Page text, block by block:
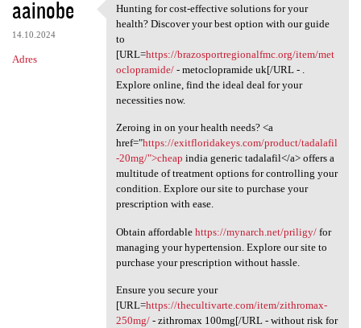
aainobe
14.10.2024
Adres
Hunting for cost-effective
Hunting for cost-effective solutions for your
health? Discover your best option with our guide
to
[URL=https://brazosportregionalfmc.org/item/met
oclopramide/- metoclopramide uk[/URL - .
Explore online, find the ideal deal for your
necessities now.
Zeroing in on your health needs? <a
href="https://exitfloridakeys.com/product/tadalafil
-20mg/">cheap india generic tadalafil</a> offers a
multitude of treatment options for controlling your
condition. Explore our site to purchase your
prescription with ease.
Obtain affordable https://mynarch.net/priligy/for
managing your hypertension. Explore our site to
purchase your prescription without hassle.
Ensure you secure your
[URL=https://thecultivarte.com/item/zithromax-
250mg/- zithromax 100mg[/URL - without risk for